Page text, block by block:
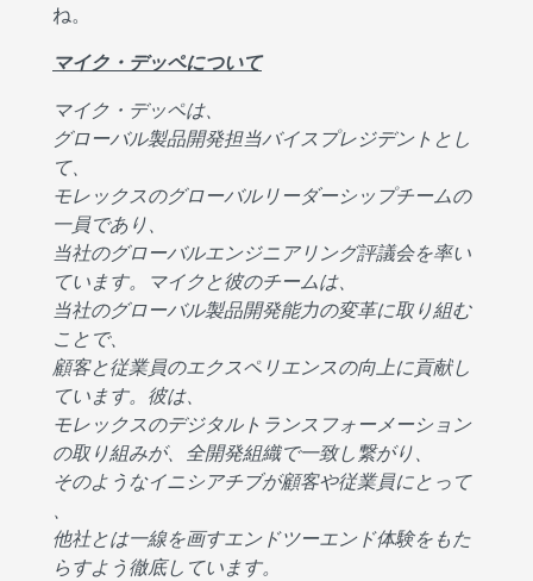
ね。
マイク・デッペについて
マイク・デッペは、
グローバル製品開発担当バイスプレジデントとし
て、
モレックスのグローバルリーダーシップチームの
一員であり、
当社のグローバルエンジニアリング評議会を率い
ています。マイクと彼のチームは、
当社のグローバル製品開発能力の変革に取り組む
ことで、
顧客と従業員のエクスペリエンスの向上に貢献し
ています。彼は、
モレックスのデジタルトランスフォーメーション
の取り組みが、全開発組織で一致し繋がり、
そのようなイニシアチブが顧客や従業員にとって
、
他社とは一線を画すエンドツーエンド体験をもた
らすよう徹底しています。